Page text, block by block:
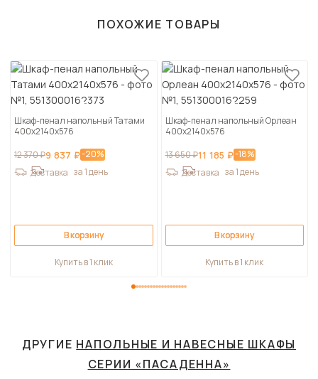
ПОХОЖИЕ ТОВАРЫ
Шкаф-пенал напольный Татами
400х2140х576
12 370 ₽9 837 ₽-20%
Доставка за 1 день
В корзину
Купить в 1 клик
Шкаф-пенал напольный Орлеан
400х2140х576
13 650 ₽11 185 ₽-18%
Доставка за 1 день
В корзину
Купить в 1 клик
ДРУГИЕ НАПОЛЬНЫЕ И НАВЕСНЫЕ ШКАФЫ
СЕРИИ «ПАСАДЕННА»